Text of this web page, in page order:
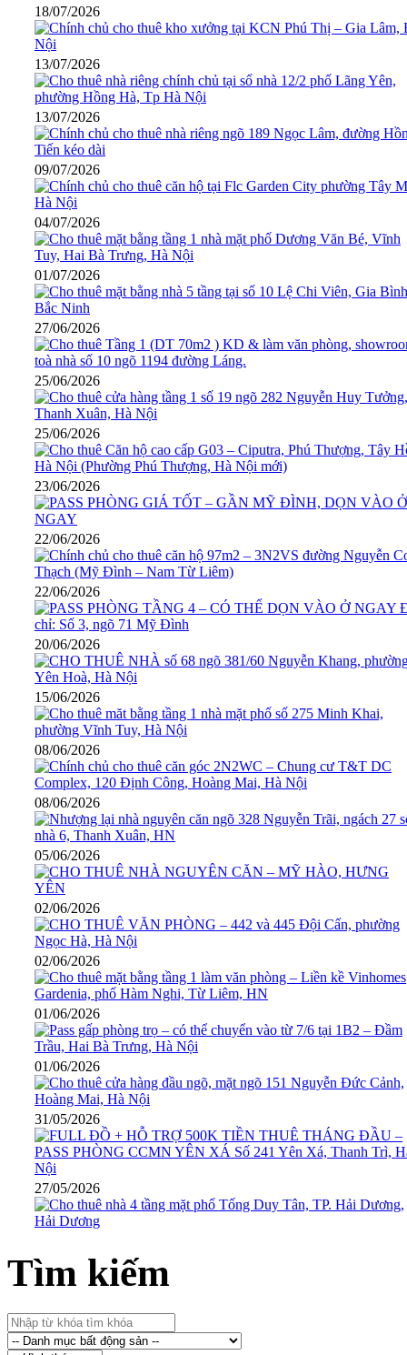
18/07/2026
13/07/2026
13/07/2026
09/07/2026
04/07/2026
01/07/2026
27/06/2026
25/06/2026
25/06/2026
23/06/2026
22/06/2026
22/06/2026
20/06/2026
15/06/2026
08/06/2026
08/06/2026
05/06/2026
02/06/2026
02/06/2026
01/06/2026
01/06/2026
31/05/2026
27/05/2026
Tìm kiếm